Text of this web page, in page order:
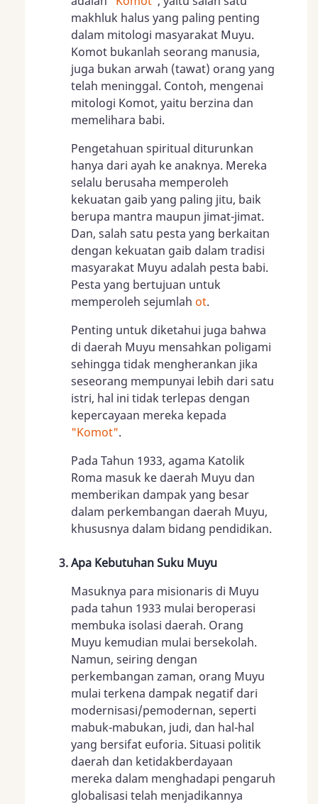
makhluk halus yang paling penting
dalam mitologi masyarakat Muyu.
Komot bukanlah seorang manusia,
juga bukan arwah (tawat) orang yang
telah meninggal. Contoh, mengenai
mitologi Komot, yaitu berzina dan
memelihara babi.
Pengetahuan spiritual diturunkan
hanya dari ayah ke anaknya. Mereka
selalu berusaha memperoleh
kekuatan gaib yang paling jitu, baik
berupa mantra maupun jimat-jimat.
Dan, salah satu pesta yang berkaitan
dengan kekuatan gaib dalam tradisi
masyarakat Muyu adalah pesta babi.
Pesta yang bertujuan untuk
memperoleh sejumlah ot.
Penting untuk diketahui juga bahwa
di daerah Muyu mensahkan poligami
sehingga tidak mengherankan jika
seseorang mempunyai lebih dari satu
istri, hal ini tidak terlepas dengan
kepercayaan mereka kepada
"Komot".
Pada Tahun 1933, agama Katolik
Roma masuk ke daerah Muyu dan
memberikan dampak yang besar
dalam perkembangan daerah Muyu,
khususnya dalam bidang pendidikan.
Apa Kebutuhan Suku Muyu
Masuknya para misionaris di Muyu
pada tahun 1933 mulai beroperasi
membuka isolasi daerah. Orang
Muyu kemudian mulai bersekolah.
Namun, seiring dengan
perkembangan zaman, orang Muyu
mulai terkena dampak negatif dari
modernisasi/pemodernan, seperti
mabuk-mabukan, judi, dan hal-hal
yang bersifat euforia. Situasi politik
daerah dan ketidakberdayaan
mereka dalam menghadapi pengaruh
globalisasi telah menjadikannya